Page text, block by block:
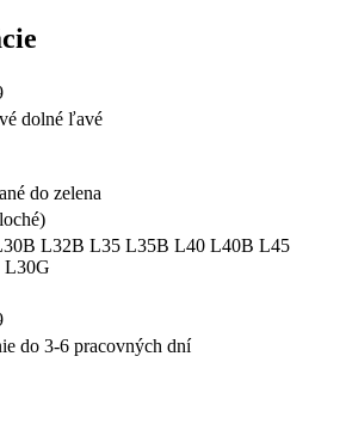
dolné ľavé
do zelena
L32B L35 L35B L40 L40B L45
do 3-6 pracovných dní